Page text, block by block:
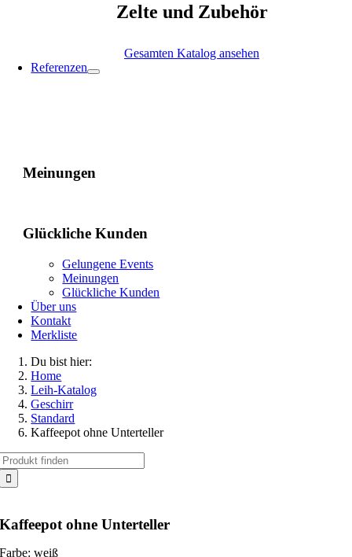
Zelte und Zubehör
Gesamten Katalog ansehen
Referenzen
Meinungen
Glückliche Kunden
Gelungene Events
Meinungen
Glückliche Kunden
Über uns
Kontakt
Merkliste
Du bist hier:
Home
Leih-Katalog
Geschirr
Standard
Kaffeepot ohne Unterteller
Kaffeepot ohne Unterteller
Farbe: weiß